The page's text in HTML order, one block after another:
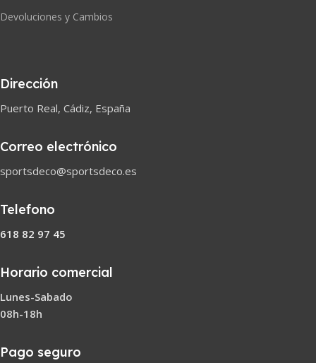
Devoluciones y Cambios
Dirección
Puerto Real, Cádiz, España
Correo electrónico
sportsdeco@sportsdeco.es
Telefono
618 82 97 45
Horario comercial
Lunes-Sabado
08h-18h
Pago seguro